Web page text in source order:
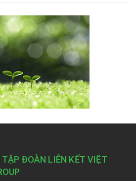
TẬP ĐOÀN LIÊN KẾT VIỆT